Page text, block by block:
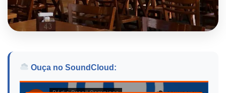
Ouça no SoundCloud: